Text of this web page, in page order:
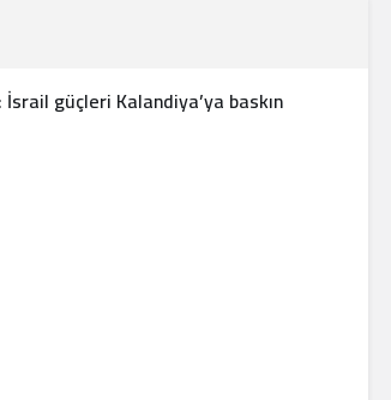
güçleri Kalandiya’ya baskın